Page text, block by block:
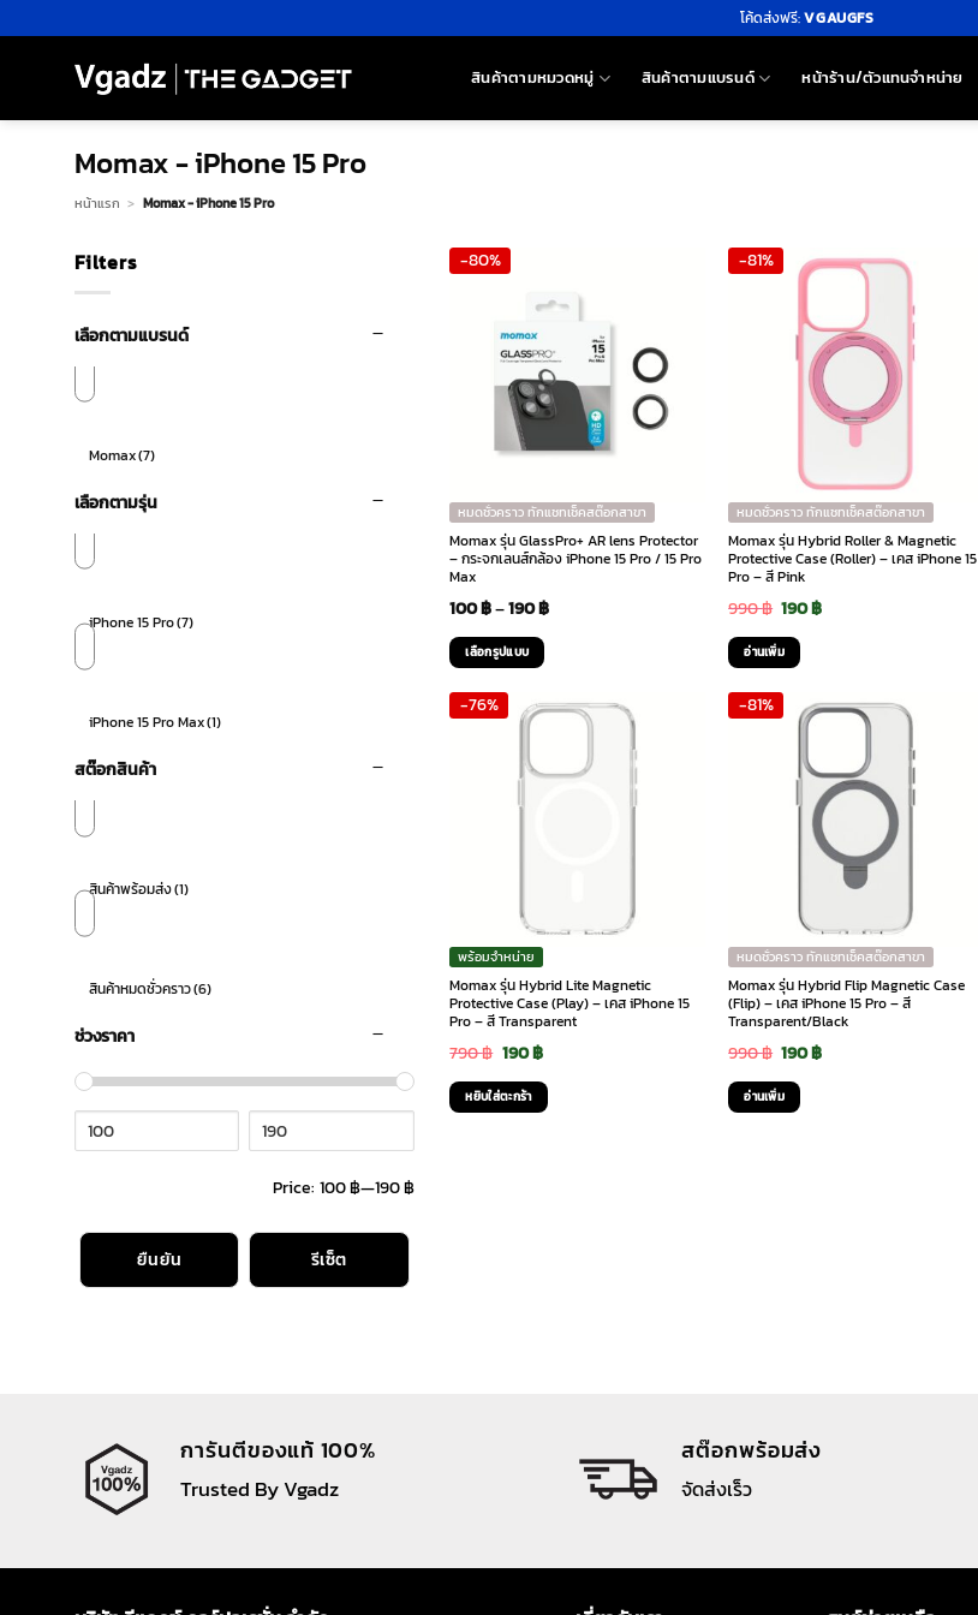
ไป
โค้ดส่งฟรี:VGAUGFS
สินค้าตามหมวดหมู่ สินค้าตามแบรนด์ หน้าร้าน/ตัวแทนจำหน่าย
Momax - iPhone 15 Pro
หน้าแรก > Momax - iPhone 15 Pro
Filters
เลือกตามแบรนด์
Momax(7)
เลือกตามรุ่น
iPhone 15 Pro(7)
iPhone 15 Pro Max(1)
สต๊อกสินค้า
สินค้าพร้อมส่ง(1)
สินค้าหมดชั่วคราว(6)
ช่วงราคา
Price: 100 ฿—190 ฿
ยืนยัน รีเซ็ต
-80%
หมดชั่วคราว ทักแชทเช็คสต๊อกสาขา
Momax รุ่น GlassPro+ AR lens Protector
– กระจกเลนส์กล้อง iPhone 15 Pro / 15 Pro
Max
100฿–190฿Price
through
เลือกรูปแบบ
product
on
the
product
page
-81%
หมดชั่วคราว ทักแชทเช็คสต๊อกสาขา
Momax รุ่น Hybrid Roller & Magnetic
Protective Case (Roller) – เคส iPhone 15
Pro – สี Pink
990฿ Original
price
was:
990 ฿.
190฿Current
190 ฿.
อ่านเพิ่ม
-76%
พร้อมจำหน่าย
Momax รุ่น Hybrid Lite Magnetic
Protective Case (Play) – เคส iPhone 15
Pro – สี Transparent
790฿ Original
price
was:
190฿Current
price
is:
หยิบใส่ตะกร้า
-81%
หมดชั่วคราว ทักแชทเช็คสต๊อกสาขา
Momax รุ่น Hybrid Flip Magnetic Case
(Flip) – เคส iPhone 15 Pro – สี
Transparent/Black
990฿ Original
price
was:
190฿Current
อ่านเพิ่ม
การันตีของแท้ 100%
Trusted By Vgadz
สต๊อกพร้อมส่ง
จัดส่งเร็ว